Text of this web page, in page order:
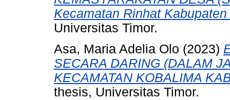
Kecamatan Rinhat
Universitas Timor.
Asa, Maria Adelia Olo (2023)
SECARA DARING (DALAM
KECAMATAN KOBALIMA
thesis, Universitas Timor.